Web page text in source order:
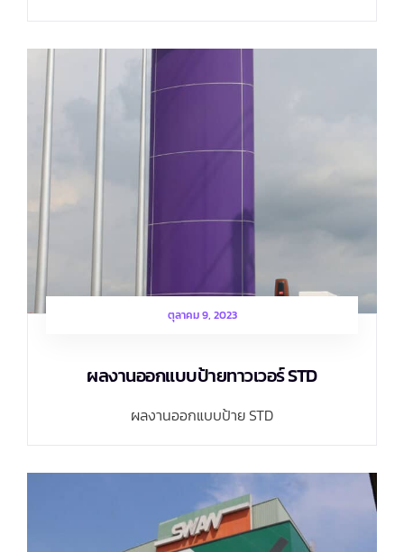
ตุลาคม 9, 2023
ผลงานออกแบบป้ายทาวเวอร์ STD
ผลงานออกแบบป้าย STD